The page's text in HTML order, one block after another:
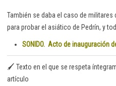
También se daba el caso de
para probar el asiático de Pedrín, y
SONIDO. Acto de inauguración
🖌️ Texto en el que se respeta
artículo